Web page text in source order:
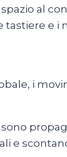
al
tastiere e i
i
e